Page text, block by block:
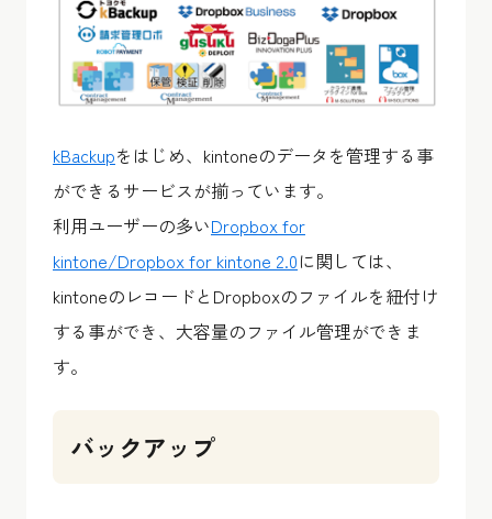
kBackupをはじめ、kintoneのデータを管理する事
ができるサービスが揃っています。
利用ユーザーの多いDropbox for
kintone/Dropbox for kintone 2.0に関しては、
kintoneのレコードとDropboxのファイルを紐付け
する事ができ、大容量のファイル管理ができま
す。
バックアップ